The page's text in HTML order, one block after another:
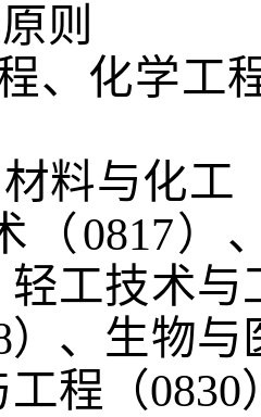
则
、化学工
料与化工
（ 0817）
轻工技术与
）、生物与
程（0830